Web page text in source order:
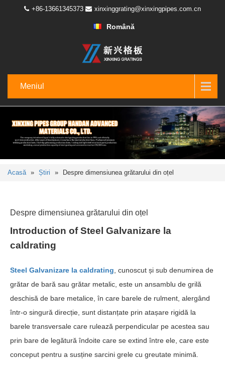
+86-13661345373 xinxinggrating@xinxingpipes.com.cn
Română
Meniul
Acasă » Știri » Despre dimensiunea grătarului din oțel
Despre dimensiunea grătarului din oțel
Introduction of Steel Galvanizare la
cald rating
Steel Galvanizare la caldrating , cunoscut și sub denumirea de
grătar de bară sau grătar metalic, este un ansamblu de grilă
deschisă de bare metalice, în care barele de rulment, alergând
într-o singură direcție, sunt distanțate prin atașare rigidă la
barele transversale care rulează perpendicular pe acestea sau
prin bare de legătură îndoite care se extind între ele, care este
conceput pentru a susține sarcini grele cu greutate minimă.